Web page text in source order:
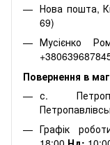
Нова пошта,
69)
Мусієнко
Повернення в
с.
Графік